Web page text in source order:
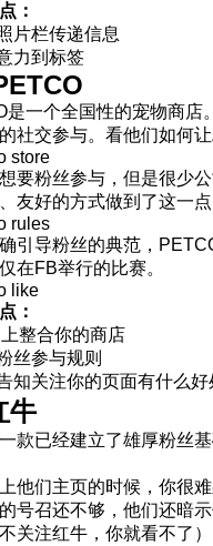
：
片栏传递信息
力到标签
是一个全国性的宠物商
社交参与。看他们如何
要粉丝参与，但是很少
友好的方式做到了这一
引导粉丝的典范，
在FB举行的比赛。
：
整合你的商店
丝参与规则
知关注你的页面有什么好
牛
款已经建立了雄厚粉丝
他们主页的时候，你很
号召还不够，他们还暗
关注红牛，你就看不了